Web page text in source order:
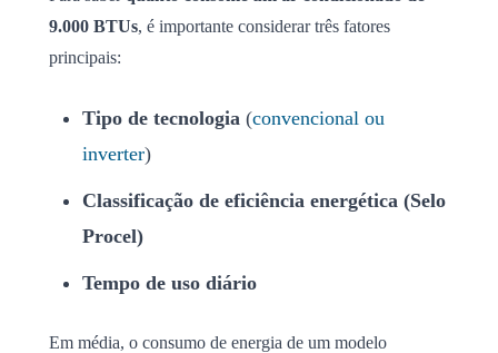
9.000 BTUs, é importante considerar três fatores
principais:
Tipo de tecnologia (convencional ou
inverter)
Classificação de eficiência energética (Selo
Procel)
Tempo de uso diário
Em média, o consumo de energia de um modelo